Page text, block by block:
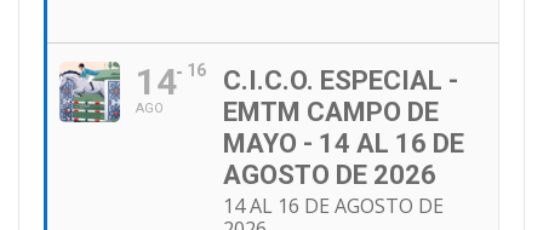
14
AGO
16
C.I.C.O. ESPECIAL -
EMTM CAMPO DE
MAYO - 14 AL 16 DE
AGOSTO DE 2026
14 AL 16 DE AGOSTO DE